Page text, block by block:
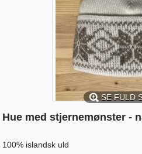
SE FULD
Hue med stjernemønster -
100% islandsk uld